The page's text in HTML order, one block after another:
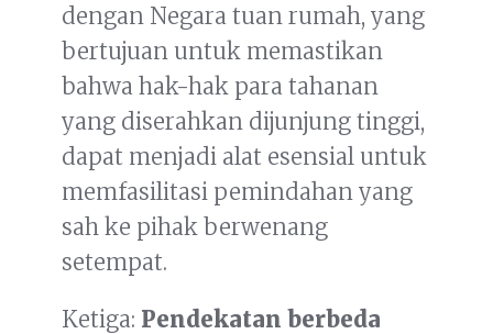
dengan Negara tuan rumah, yang
bertujuan untuk memastikan
bahwa hak-hak para tahanan
yang diserahkan dijunjung tinggi,
dapat menjadi alat esensial untuk
memfasilitasi pemindahan yang
sah ke pihak berwenang
setempat.
Ketiga: Pendekatan berbeda